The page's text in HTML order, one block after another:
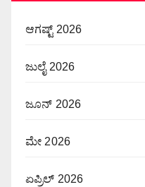
ಆಗಷ್ಟ್ 2026
ಜುಲೈ 2026
ಜೂನ್ 2026
ಮೇ 2026
ಏಪ್ರಿಲ್ 2026